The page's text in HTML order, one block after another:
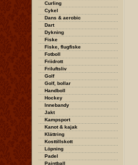
Curling
Cykel
Dans & aerobic
Dart
Dykning
Fiske
Fiske, flugfiske
Fotboll
Friidrott
Friluftsliv
Golf
Golf, bollar
Handboll
Hockey
Innebandy
Jakt
Kampsport
Kanot & kajak
Klättring
Kosttillskott
Löpning
Padel
Paintball